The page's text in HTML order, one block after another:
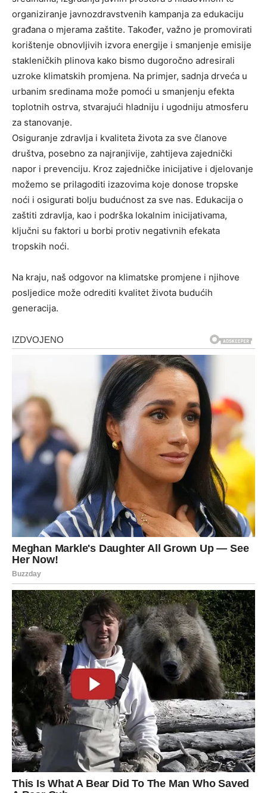
organiziranje javnozdravstvenih kampanja za edukaciju
građana o mjerama zaštite. Također, važno je promovirati
korištenje obnovljivih izvora energije i smanjenje emisije
stakleničkih plinova kako bismo dugoročno adresirali
uzroke klimatskih promjena. Na primjer, sadnja drveća u
urbanim sredinama može pomoći u smanjenju efekta
toplotnih ostrva, stvarajući hladniju i ugodniju atmosferu
za stanovanje.
Osiguranje zdravlja i kvaliteta života za sve članove
društva, posebno za najranjivije, zahtijeva zajednički
napor i prevenciju. Kroz zajedničke inicijative i djelovanje
možemo se prilagoditi izazovima koje donose tropske
noći i osigurati bolju budućnost za sve nas. Edukacija o
zaštiti zdravlja, kao i podrška lokalnim inicijativama,
ključni su faktori u borbi protiv negativnih efekata
tropskih noći.
Na kraju, naš odgovor na klimatske promjene i njihove
posljedice može odrediti kvalitet života budućih
generacija.